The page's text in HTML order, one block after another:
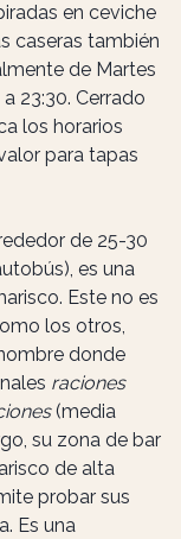
en ceviche
caseras también
de Martes
23:30. Cerrado
los horarios
para tapas
de 25-30
es una
Este no es
los otros,
donde
raciones
(media
su zona de bar
de alta
probar sus
Es una